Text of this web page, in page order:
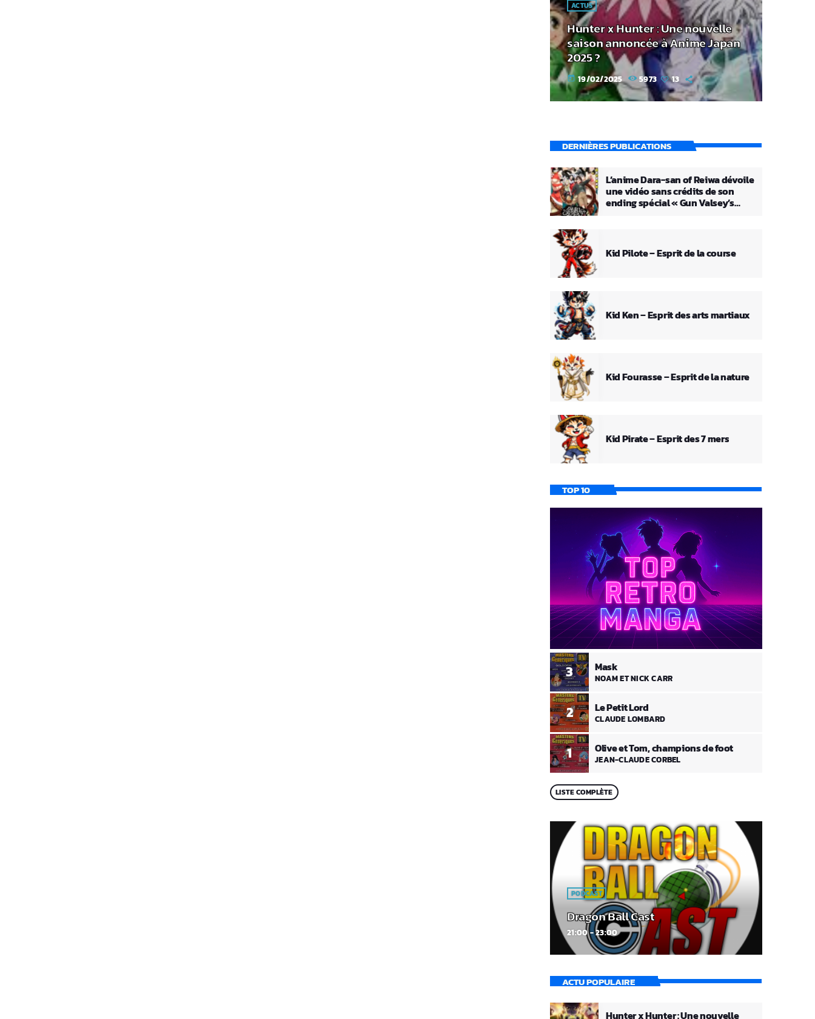
ACTUS
Hunter x Hunter : Une nouvelle
saison annoncée à Anime Japan
2025 ?
today 19/02/2025 5973 13
DERNIÈRES PUBLICATIONS
L’anime Dara-san of Reiwa dévoile
une vidéo sans crédits de son
ending spécial « Gun Valsey’s
Kid Pilote – Esprit de la course
Kid Ken – Esprit des arts martiaux
Kid Fourasse – Esprit de la nature
Kid Pirate – Esprit des 7 mers
TOP 10
1 Olive et Tom, champions de foot
JEAN-CLAUDE CORBEL
2 Le Petit Lord
CLAUDE LOMBARD
3 Mask
NOAM ET NICK CARR
LISTE COMPLÈTE
PODCAST
Dragon Ball Cast
21:00 - 23:00
ACTU POPULAIRE
Hunter x Hunter : Une nouvelle